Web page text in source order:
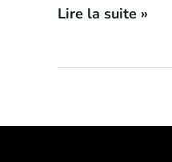
Lire la suite »